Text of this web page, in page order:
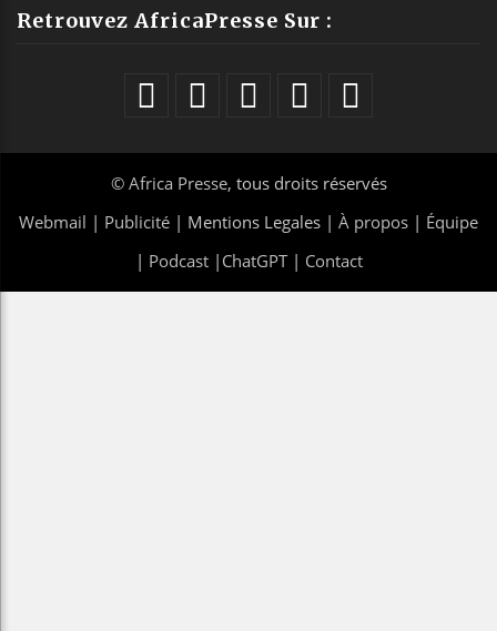
Retrouvez AfricaPresse Sur :
© Africa Presse, tous droits réservés
Webmail | Publicité | Mentions Legales | À propos | Équipe
| Podcast| ChatGPT| Contact